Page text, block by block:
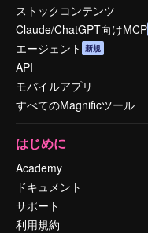
ストックコンテンツ
Claude/ChatGPT向けMCP
エージェント 新規
API
モバイルアプリ
すべてのMagnificツール
はじめに
Academy
ドキュメント
サポート
利用規約